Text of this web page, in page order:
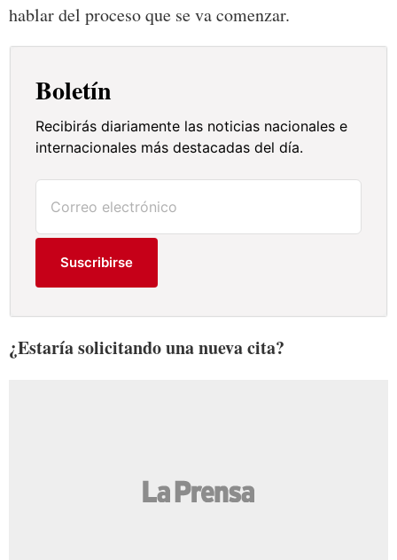
hablar del proceso que se va comenzar.
Boletín
Recibirás diariamente las noticias nacionales e
internacionales más destacadas del día.
Suscribirse
¿Estaría solicitando una nueva cita?